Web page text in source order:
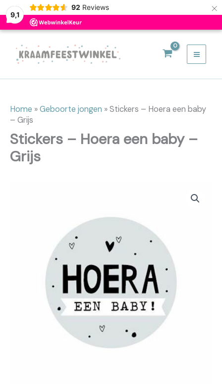
9,1
92 Reviews ×
Ga
Home »Geboorte jongen »Stickers – Hoera een baby
– Grijs
Stickers – Hoera een baby –
Grijs
Hoera
een
baby
Grijs